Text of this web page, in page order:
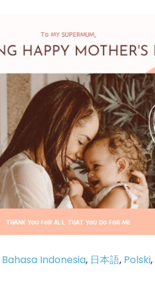
Bahasa Indonesia, 日本語, Polski,